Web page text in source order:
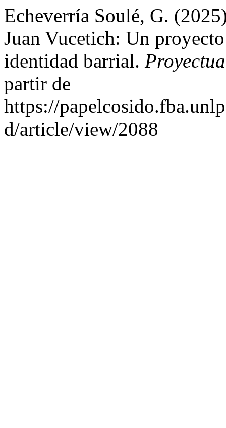
Echeverría Soulé, G.
Juan Vucetich: Un
identidad barrial.
partir de
https://
d/article/view/2088